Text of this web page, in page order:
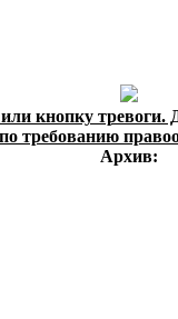
кнопку
требованию
Архив: